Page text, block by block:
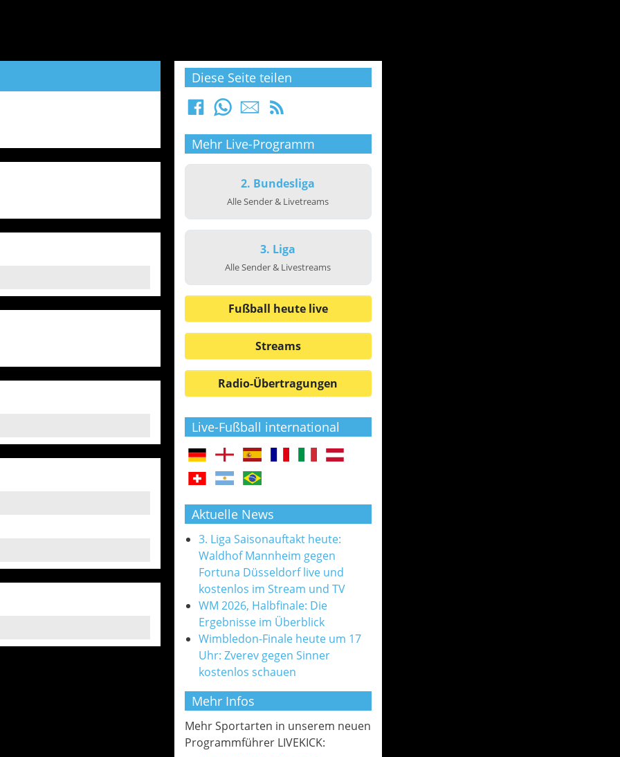
Diese Seite teilen
Mehr Live-Programm
2. Bundesliga
Alle Sender & Livetreams
3. Liga
Alle Sender & Livestreams
Fußball heute live
Streams
Radio-Übertragungen
Live-Fußball international
Aktuelle News
3. Liga Saisonauftakt heute:
Waldhof Mannheim gegen
Fortuna Düsseldorf live und
kostenlos im Stream und TV
WM 2026, Halbfinale: Die
Ergebnisse im Überblick
Wimbledon-Finale heute um 17
Uhr: Zverev gegen Sinner
kostenlos schauen
Mehr Infos
Mehr Sportarten in unserem neuen
Programmführer LIVEKICK: